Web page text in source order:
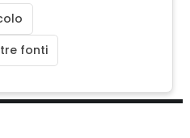
fonti